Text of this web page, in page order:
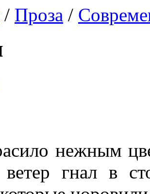
/ Проза /
нежным
ветер гнал в